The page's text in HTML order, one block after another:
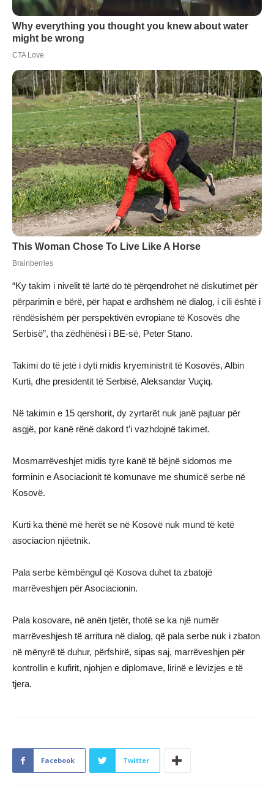
“Ky takim i nivelit të lartë do të përqendrohet në diskutimet për
përparimin e bërë, për hapat e ardhshëm në dialog, i cili është i
rëndësishëm për perspektivën evropiane të Kosovës dhe
Serbisë”, tha zëdhënësi i BE-së, Peter Stano.
Takimi do të jetë i dyti midis kryeministrit të Kosovës, Albin
Kurti, dhe presidentit të Serbisë, Aleksandar Vuçiq.
Në takimin e 15 qershorit, dy zyrtarët nuk janë pajtuar për
asgjë, por kanë rënë dakord t’i vazhdojnë takimet.
Mosmarrëveshjet midis tyre kanë të bëjnë sidomos me
forminin e Asociacionit të komunave me shumicë serbe në
Kosovë.
Kurti ka thënë më herët se në Kosovë nuk mund të ketë
asociacion njëetnik.
Pala serbe këmbëngul që Kosova duhet ta zbatojë
marrëveshjen për Asociacionin.
Pala kosovare, në anën tjetër, thotë se ka një numër
marrëveshjesh të arritura në dialog, që pala serbe nuk i zbaton
në mënyrë të duhur, përfshirë, sipas saj, marrëveshjen për
kontrollin e kufirit, njohjen e diplomave, lirinë e lëvizjes e të
tjera.
Facebook Twitter